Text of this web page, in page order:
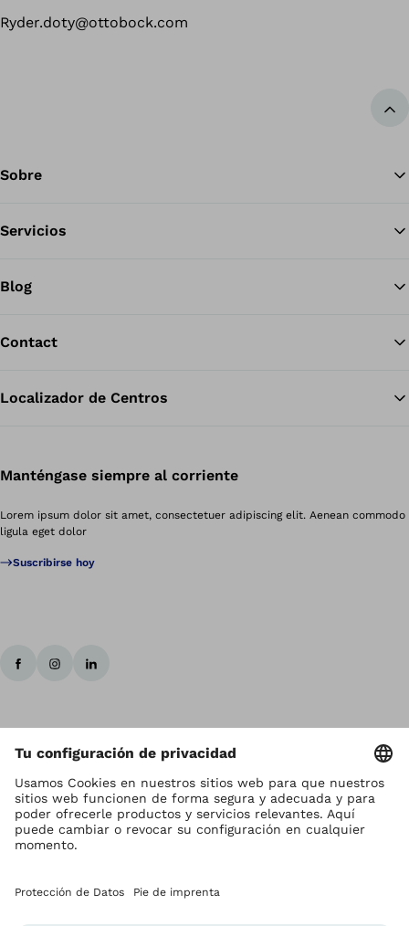
Ryder.doty@ottobock.com
Sobre
Servicios
Blog
Contact
Localizador de Centros
Manténgase siempre al corriente
Lorem ipsum dolor sit amet, consectetuer adipiscing elit. Aenean commodo
ligula eget dolor
Suscribirse hoy
Los derechos de autor son propiedad de Ottobock
Ajustes de la protección de datos